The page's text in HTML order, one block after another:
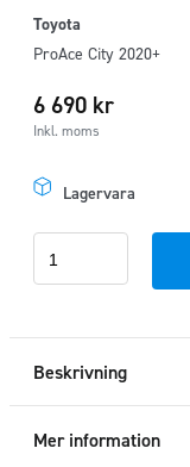
Toyota
ProAce City 2020+
6 690 kr
Inkl. moms
Lagervara
city
mängd
Beskrivning
Mer information